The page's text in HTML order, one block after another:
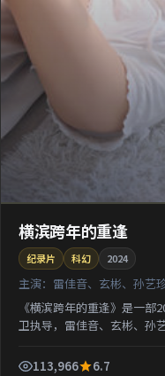
横滨跨年的重逢
纪录片 科幻 2024
主演： 雷佳音、玄彬、孙艺
《横滨跨年的重逢》是一
卫执导，雷佳音、玄彬、孙
113,966
6.7